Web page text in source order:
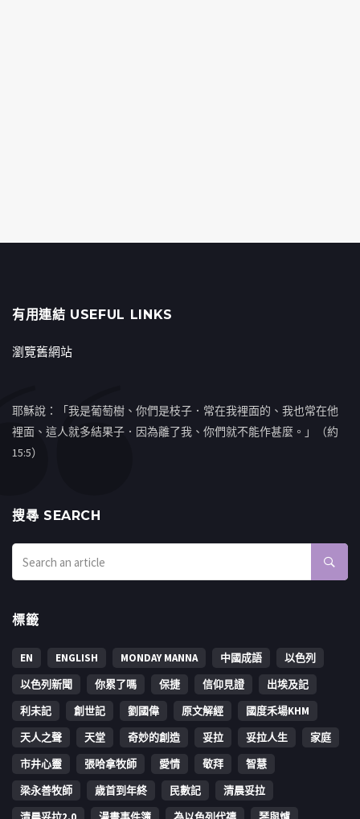
有用連結 USEFUL LINKS
瀏覽舊網站
耶穌說：「我是葡萄樹、你們是枝子．常在我裡面的、我也常在他
裡面、這人就多結果子．因為離了我、你們就不能作甚麼。」（約
15:5）
搜㝷 SEARCH
標籤
EN ENGLISH MONDAY MANNA 中國成語
以色列
以色列新聞
你累了嗎 保捷 信仰見證
出埃及記
利未記
創世記 劉國偉 原文解經
國度禾場KHM
天人之聲
天堂 奇妙的創造 妥拉 妥拉人生
家庭
市井心靈
張哈拿牧師 愛情 敬拜
智慧
梁永善牧師
歳首到年終 民數記
清晨妥拉